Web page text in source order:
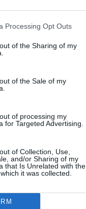
Processing Opt Outs
of the Sharing of my
of the Sale of my
of processing my
for Targeted Advertising.
of Collection, Use,
and/or Sharing of my
that Is Unrelated with the
it was collected.